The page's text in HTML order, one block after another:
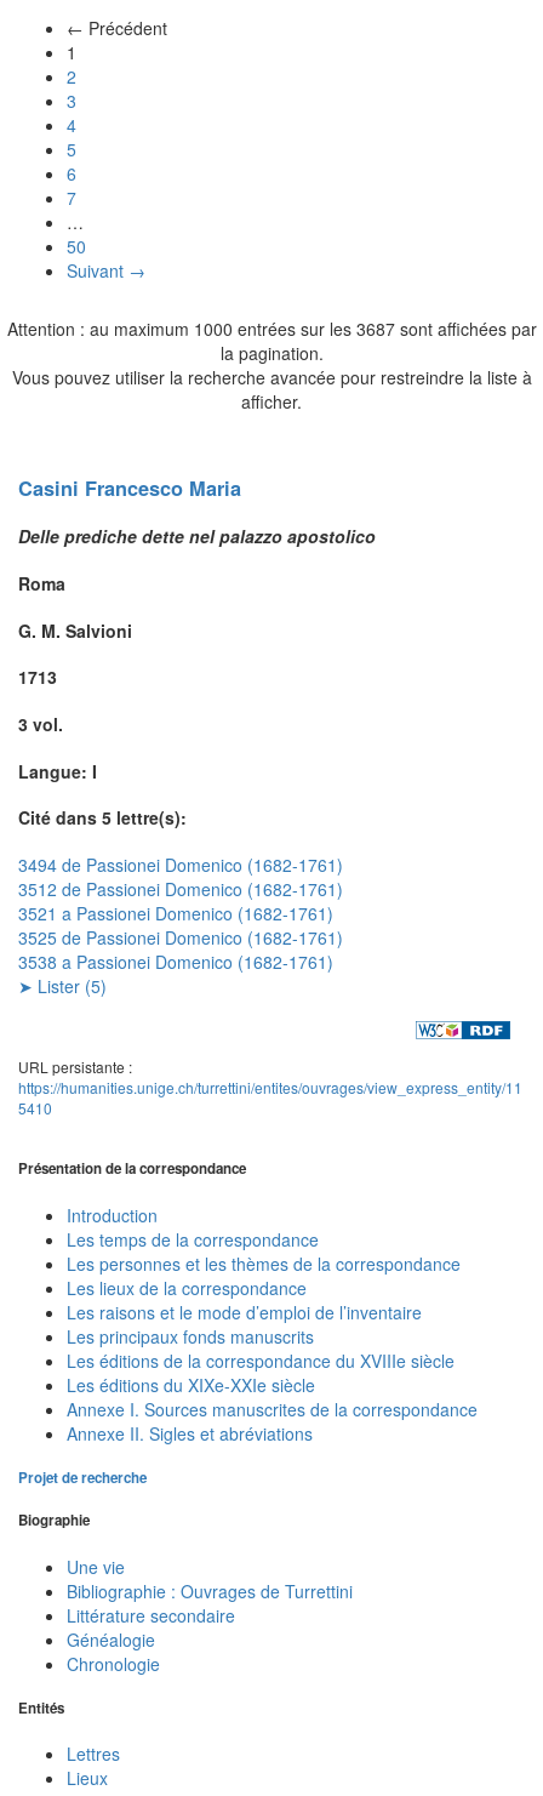
← Précédent
1
2
3
4
5
6
7
…
50
Suivant →
Attention : au maximum 1000 entrées sur les 3687 sont affichées par
la pagination.
Vous pouvez utiliser la recherche avancée pour restreindre la liste à
afficher.
Casini Francesco Maria
Delle prediche dette nel palazzo apostolico
Roma
G. M. Salvioni
1713
3 vol.
Langue: I
Cité dans 5 lettre(s):
3494 de Passionei Domenico (1682-1761)
3512 de Passionei Domenico (1682-1761)
3521 a Passionei Domenico (1682-1761)
3525 de Passionei Domenico (1682-1761)
3538 a Passionei Domenico (1682-1761)
➤ Lister (5)
URL persistante :
https://humanities.unige.ch/turrettini/entites/ouvrages/view_express_entity/11
5410
Présentation de la correspondance
Introduction
Les temps de la correspondance
Les personnes et les thèmes de la correspondance
Les lieux de la correspondance
Les raisons et le mode d’emploi de l’inventaire
Les principaux fonds manuscrits
Les éditions de la correspondance du XVIIIe siècle
Les éditions du XIXe-XXIe siècle
Annexe I. Sources manuscrites de la correspondance
Annexe II. Sigles et abréviations
Projet de recherche
Biographie
Une vie
Bibliographie : Ouvrages de Turrettini
Littérature secondaire
Généalogie
Chronologie
Entités
Lettres
Lieux